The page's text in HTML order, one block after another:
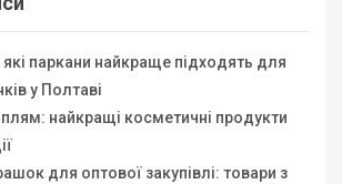
паркани найкраще підходять для
у Полтаві
плям: найкращі косметичні продукти
для оптової закупівлі: товари з